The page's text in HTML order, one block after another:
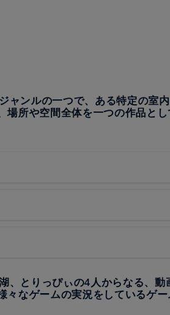
ャンルの一つで、ある特定の室
場所や空間全体を一つの作品と
、とりっぴぃの4人からなる、動
々なゲームの実況をしているゲ